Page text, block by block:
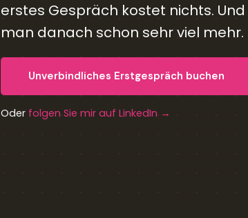
erstes Gespräch kostet nichts.
man danach schon sehr viel mehr.
Unverbindliches Erstgespräch buchen
Oder folgen Sie mir auf LinkedIn →